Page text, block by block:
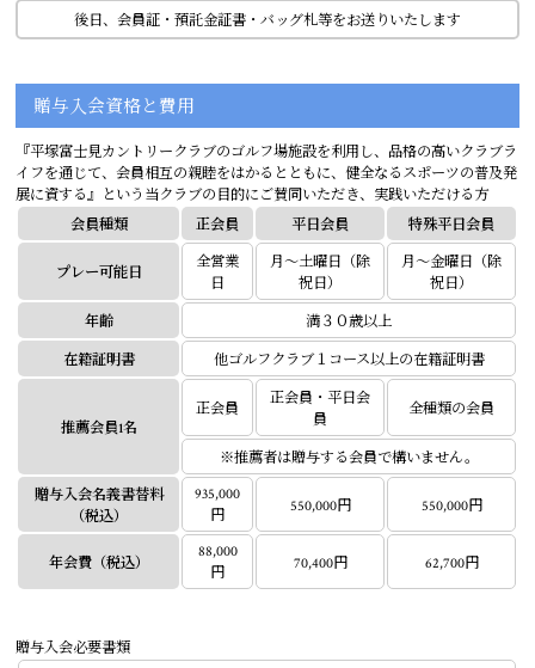
後日、会員証・預託金証書・バッグ札等をお送りいたします
贈与入会資格と費用
『平塚富士見カントリークラブのゴルフ場施設を利用し、品格の高いクラブラ
イフを通じて、会員相互の親睦をはかるとともに、健全なるスポーツの普及発
展に資する』という当クラブの目的にご賛同いただき、実践いただける方
会員種類
正会員 平日会員 特殊平日会員
プレー可能日
全営業
日
月～土曜日（除
祝日）
月～金曜日（除
祝日）
年齢
満３０歳以上
在籍証明書
他ゴルフクラブ１コース以上の在籍証明書
推薦会員1名
正会員
正会員・平日会
員
全種類の会員
※推薦者は贈与する会員で構いません。
贈与入会名義書替料
（税込）
935,000
円
550,000円 550,000円
年会費（税込）
88,000
円
70,400円 62,700円
贈与入会必要書類